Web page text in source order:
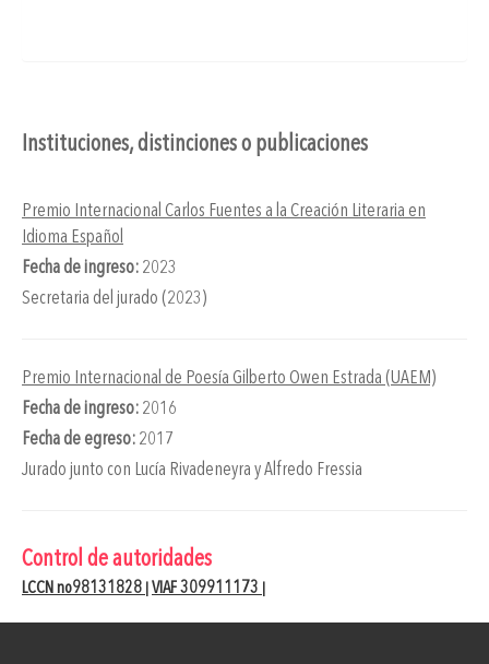
Instituciones, distinciones o publicaciones
Premio Internacional Carlos Fuentes a la Creación Literaria en
Idioma Español
Fecha de ingreso: 2023
Secretaria del jurado (2023)
Premio Internacional de Poesía Gilberto Owen Estrada (UAEM)
Fecha de ingreso: 2016
Fecha de egreso: 2017
Jurado junto con Lucía Rivadeneyra y Alfredo Fressia
Control de autoridades
LCCN no98131828 VIAF 309911173